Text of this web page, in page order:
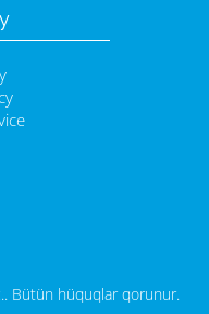
Bütün hüquqlar qorunur.